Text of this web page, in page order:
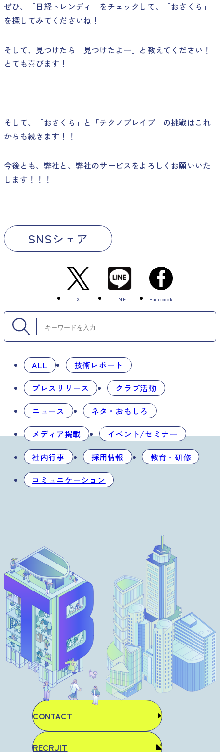
ぜひ、「日経トレンディ」をチェックして、「おさくら」
を探してみてくださいね！
そして、見つけたら「見つけたよー」と教えてください！
とても喜びます！
そして、「おさくら」と「テクノブレイブ」の挑戦はこれ
からも続きます！！
今後とも、弊社と、弊社のサービスをよろしくお願いいた
します！！！
SNSシェア
X LINE Facebook
ALL
技術レポート
プレスリリース
クラブ活動
ニュース
ネタ・おもしろ
メディア掲載
イベント/セミナー
社内行事
採用情報
教育・研修
コミュニケーション
CONTACT
RECRUIT